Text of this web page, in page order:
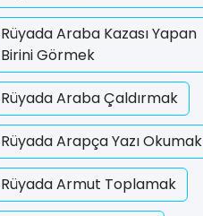
Rüyada Araba Kazası Yapan
Birini Görmek
Rüyada Araba Çaldırmak
Rüyada Arapça Yazı Okumak
Rüyada Armut Toplamak